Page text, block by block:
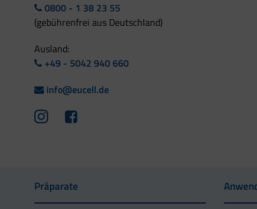
0800 - 1 38 23 55
(gebührenfrei aus Deutschland)
Ausland:
+49 - 5042 940 660
info@eucell.de
Präparate